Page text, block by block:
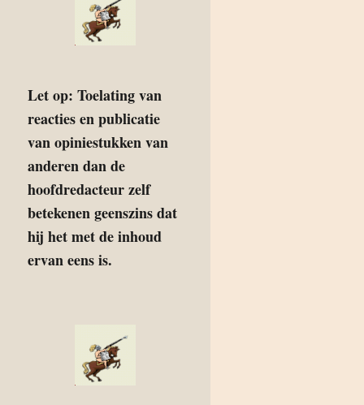
Let op: Toelating van
reacties en publicatie
van opiniestukken van
anderen dan de
hoofdredacteur zelf
betekenen geenszins dat
hij het met de inhoud
ervan eens is.